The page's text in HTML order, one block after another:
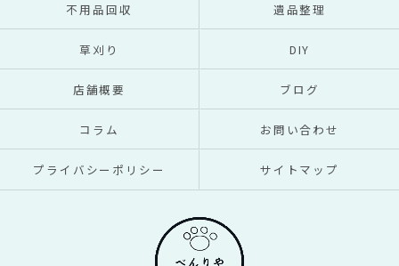
不用品回収 遺品整理
草刈り DIY
店舗概要 ブログ
コラム お問い合わせ
プライバシーポリシー サイトマップ